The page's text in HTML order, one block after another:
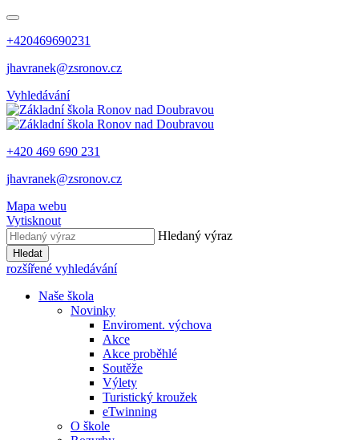
+420469690231
jhavranek@zsronov.cz
Vyhledávání
+420 469 690 231
jhavranek@zsronov.cz
Mapa webu
Vytisknout
Hledaný výraz
Hledat
rozšířené vyhledávání
Naše škola
Novinky
Enviroment. výchova
Akce
Akce proběhlé
Soutěže
Výlety
Turistický kroužek
eTwinning
O škole